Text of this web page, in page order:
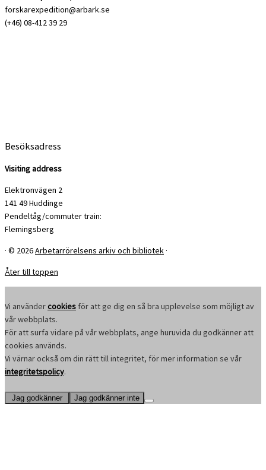
forskarexpedition@arbark.se
(+46) 08-412 39 29
Besöksadress
Visiting address
Elektronvägen 2
141 49 Huddinge
Pendeltåg/commuter train:
Flemingsberg
· © 2026Arbetarrörelsens arkiv och bibliotek ·
Åter till toppen
Vi användercookies för att ge dig en så bra upplevelse som möjligt av
vår webbplats.
För att surfa vidare på vår webbplats, ange huruvida du godkänner att
cookies används.
Vi värnar också om din rätt till integritet, för mer information se vår
integritetspolicy.
Jag godkänner Jag godkänner inte